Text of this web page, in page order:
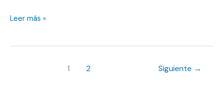
descuento
La
‘final’
Leer más »
1 2 Siguiente →